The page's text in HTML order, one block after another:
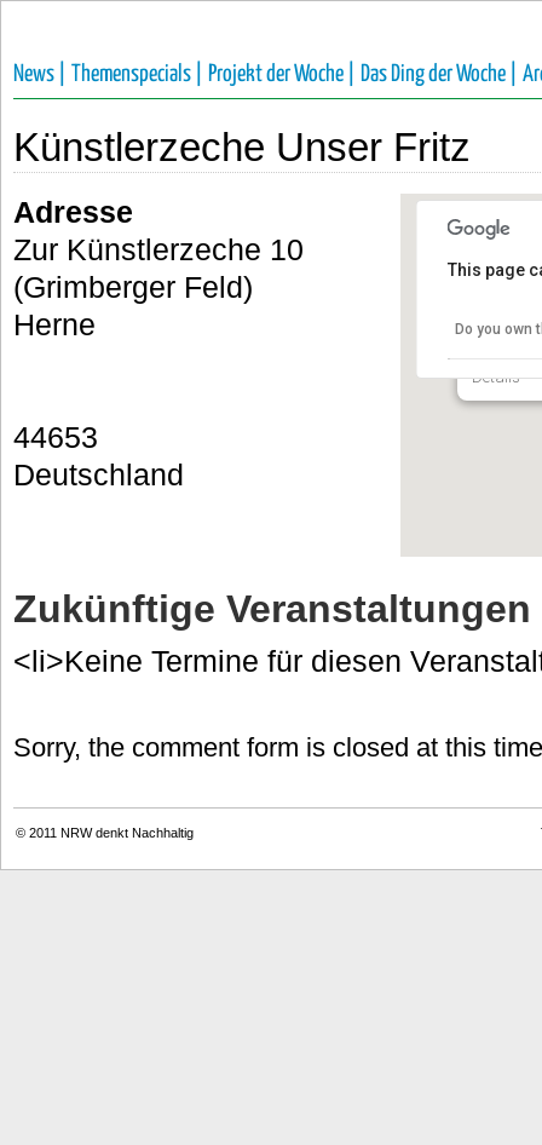
News | Themenspecials | Projekt der Woche | Das Ding der Woche |
Künstlerzeche Unser Fritz
Zur
Herne
Details
This page
Do you own
Adresse
Zur Künstlerzeche 10
(Grimberger Feld)
Herne
44653
Deutschland
Zukünftige Veranstaltungen
<li>Keine Termine für diesen
Sorry, the comment form is closed at this
© 2011 NRW denkt Nachhaltig